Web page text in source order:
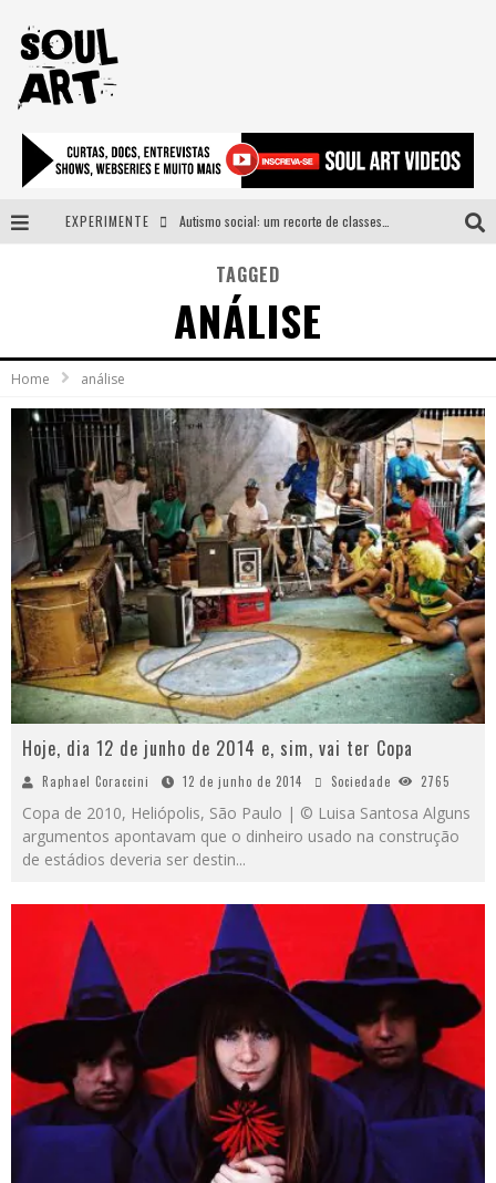
EXPERIMENTE
A subida da rampa é diferente!
Faça o bem! Mas, sem olhar a quem!?
Novo single de Arnaldo Tifu, “De Testa” explora brasilidade em sons, cores e símbolos
TAGGED
ANÁLISE
Home análise
Hoje, dia 12 de junho de 2014 e, sim, vai ter Copa
Raphael Coraccini 12 de junho de 2014 Sociedade 2765
Copa de 2010, Heliópolis, São Paulo | © Luisa Santosa Alguns
argumentos apontavam que o dinheiro usado na construção
de estádios deveria ser destin...